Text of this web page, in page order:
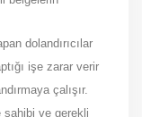
dolandırıcılar
işe zarar verir
çalışır.
sahibi ve gerekli